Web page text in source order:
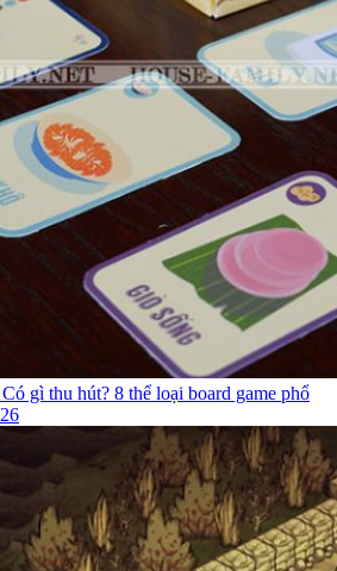
gì thu hút? 8 thể loại board game phổ